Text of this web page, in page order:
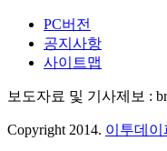
PC버전
공지사항
사이트맵
보도자료 및 기사제보 :
Copyright 2014. 이투데이